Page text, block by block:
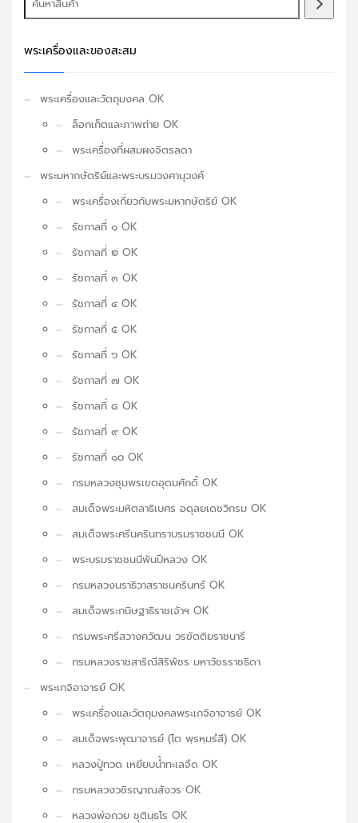
พระเครื่องและของสะสม
พระเครื่องและวัตถุมงคล OK
ล็อกเก็ตและภาพถ่าย OK
พระเครื่องที่ผสมผงจิตรลดา
พระมหากษัตริย์และพระบรมวงศานุวงศ์
พระเครื่องเกี่ยวกับพระมหากษัตริย์ OK
รัชกาลที่ ๑ OK
รัชกาลที่ ๒ OK
รัชกาลที่ ๓ OK
รัชกาลที่ ๔ OK
รัชกาลที่ ๕ OK
รัชกาลที่ ๖ OK
รัชกาลที่ ๗ OK
รัชกาลที่ ๘ OK
รัชกาลที่ ๙ OK
รัชกาลที่ ๑๐ OK
กรมหลวงชุมพรเขตอุดมศักดิ์ OK
สมเด็จพระมหิตลาธิเบศร อดุลยเดชวิกรม OK
สมเด็จพระศรีนครินทราบรมราชชนนี OK
พระบรมราชชนนีพันปีหลวง OK
กรมหลวงนราธิวาสราชนครินทร์ OK
สมเด็จพระกนิษฐาธิราชเจ้าฯ OK
กรมพระศรีสวางควัฒน วรขัตติยราชนารี
กรมหลวงราชสาริณีสิริพัชร มหาวัชรราชธิดา
พระเกจิอาจารย์ OK
พระเครื่องและวัตถุมงคลพระเกจิอาจารย์ OK
สมเด็จพระพุฒาจารย์ (โต พฺรหฺมรํสี) OK
หลวงปู่ทวด เหยียบน้ำทะเลจืด OK
กรมหลวงวชิรญาณสังวร OK
หลวงพ่อกวย ชุตินฺธโร OK